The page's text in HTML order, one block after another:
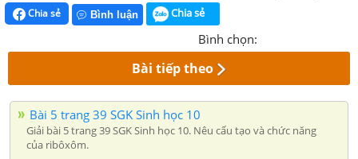
Chia sẻ Bình luận Chia sẻ
Bình chọn:
Bài tiếp theo
Bài 5 trang 39 SGK Sinh học 10
Giải bài 5 trang 39 SGK Sinh học 10. Nêu cấu tạo và chức năng
của ribôxôm.